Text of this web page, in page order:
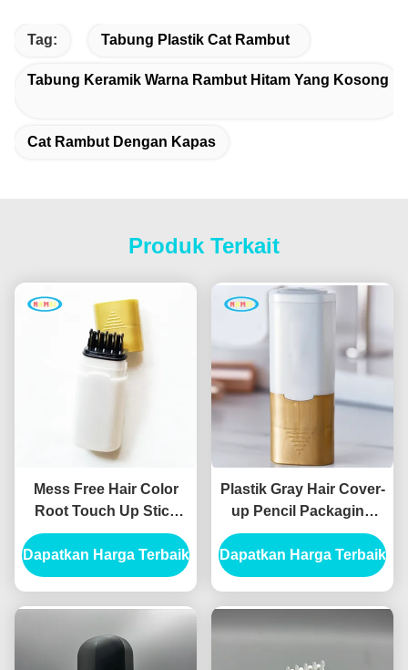
Tag: Tabung Plastik Cat Rambut
Tabung Keramik Warna Rambut Hitam Yang Kosong
Cat Rambut Dengan Kapas
Produk Terkait
Mess Free Hair Color
Root Touch Up Stick
Packaging Dengan
Logo Kosong Black
Hair Root Concealer
Dapatkan Harga Terbaik
Plastik Gray Hair Cover-
up Pencil Packaging
Touch Up Stick Hair
Color Untuk Warna
Rambut High
Dapatkan Harga Terbaik